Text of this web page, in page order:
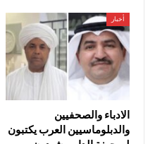
أخبار
الادباء والصحفيين
والدبلوماسيين العرب يكتبون